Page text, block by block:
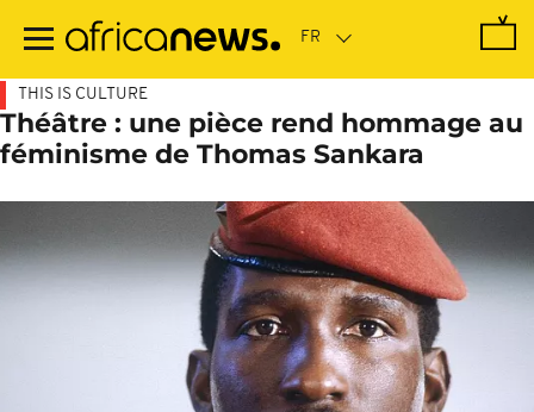
contenu
THIS IS CULTURE
Théâtre : une pièce rend hommage au
féminisme de Thomas Sankara